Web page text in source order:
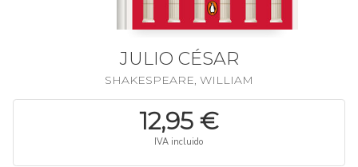
JULIO CÉSAR
SHAKESPEARE, WILLIAM
12,95 €
IVA incluido